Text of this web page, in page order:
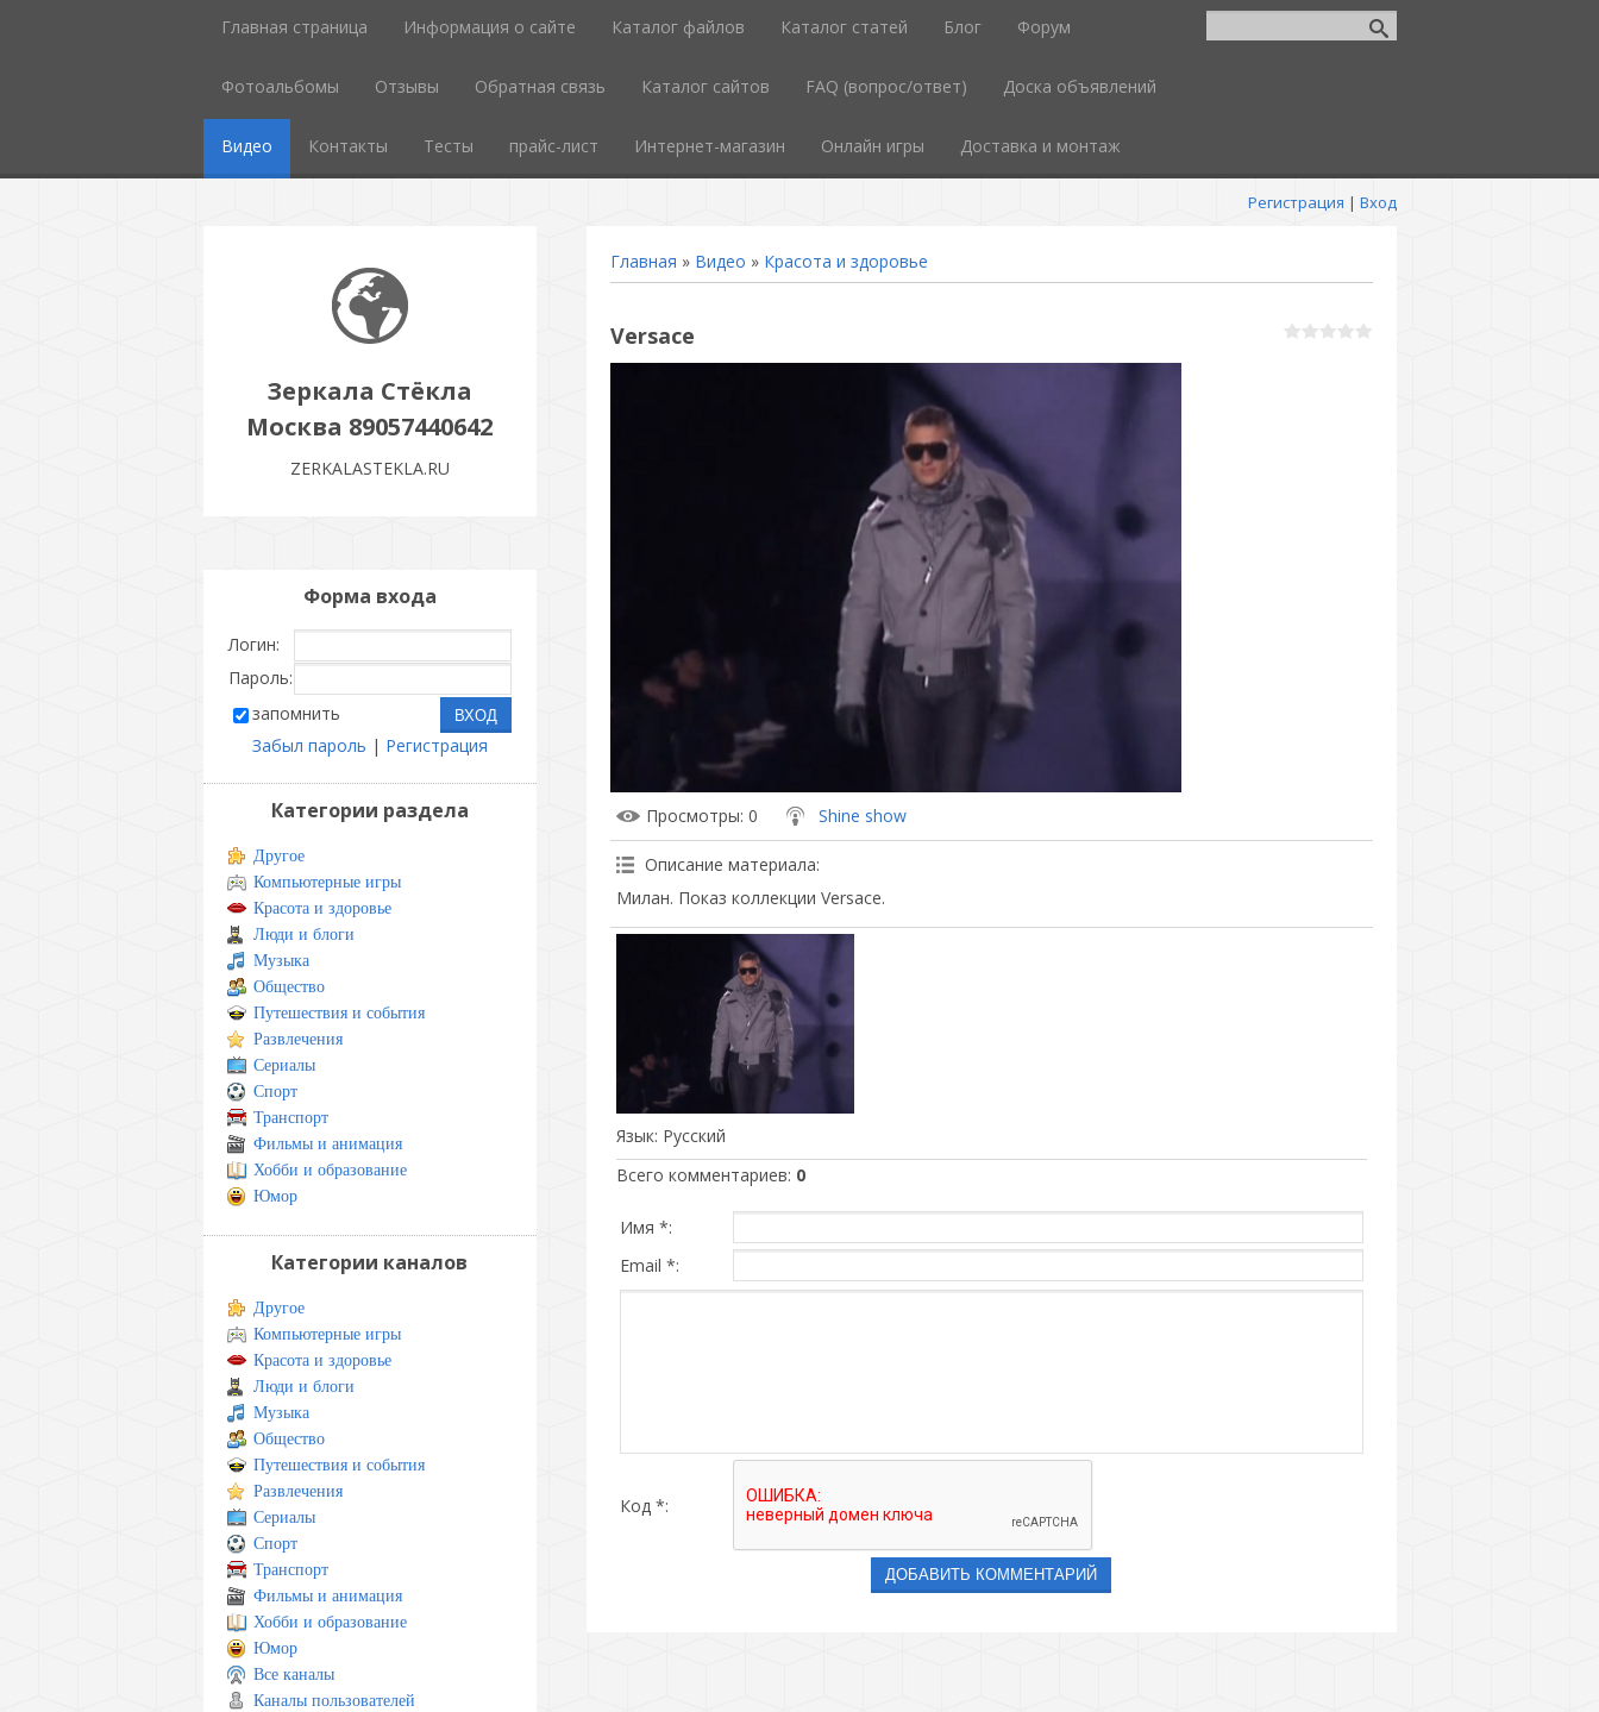
Главная страница Информация о сайте Каталог файлов Каталог статей Блог Форум
Фотоальбомы Отзывы Обратная связь Каталог сайтов FAQ (вопрос/ответ) Доска объявлений
Видео Контакты Тесты прайс-лист Интернет-магазин Онлайн игры Доставка и монтаж
Регистрация | Вход
Зеркала Стёкла
Москва 89057440642
ZERKALASTEKLA.RU
Главная » Видео » Красота и здоровье
Versace
Просмотры: 0 Shine show
Описание материала:
Милан. Показ коллекции Versace.
Язык: Русский
Всего комментариев: 0
Имя *:
Email *:
Код *:
Форма входа
Логин:
Пароль:
запомнить
Забыл пароль | Регистрация
Категории раздела
Другое
Компьютерные игры
Красота и здоровье
Люди и блоги
Музыка
Общество
Путешествия и события
Развлечения
Сериалы
Спорт
Транспорт
Фильмы и анимация
Хобби и образование
Юмор
Категории каналов
Другое
Компьютерные игры
Красота и здоровье
Люди и блоги
Музыка
Общество
Путешествия и события
Развлечения
Сериалы
Спорт
Транспорт
Фильмы и анимация
Хобби и образование
Юмор
Все каналы
Каналы пользователей